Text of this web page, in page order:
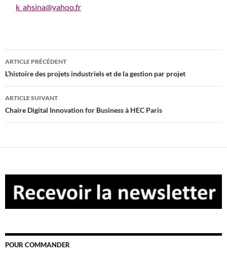
k_ahsina@yahoo.fr
Navigation
des
articles
ARTICLE PRÉCÉDENT
L’histoire des projets industriels et de la gestion par projet
ARTICLE SUIVANT
Chaire Digital Innovation for Business à HEC Paris
POUR COMMANDER